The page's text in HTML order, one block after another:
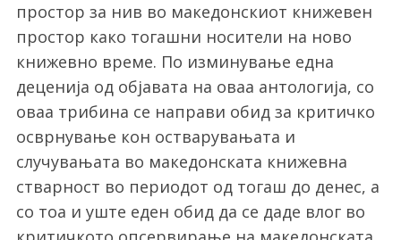
простор за нив во македонскиот книжевен
простор како тогашни носители на ново
книжевно време. По изминување една
деценија од објавата на оваа антологија, со
оваа трибина се направи обид за критичко
осврнување кон остварувањата и
случувањата во македонската книжевна
стварност во периодот од тогаш до денес, а
со тоа и уште еден обид да се даде влог во